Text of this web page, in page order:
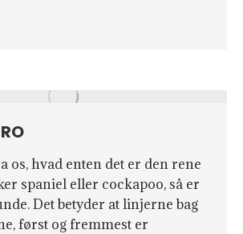
os, hvad enten det er den rene
spaniel eller cockapoo, så er
Det betyder at linjerne bag
først og fremmest er